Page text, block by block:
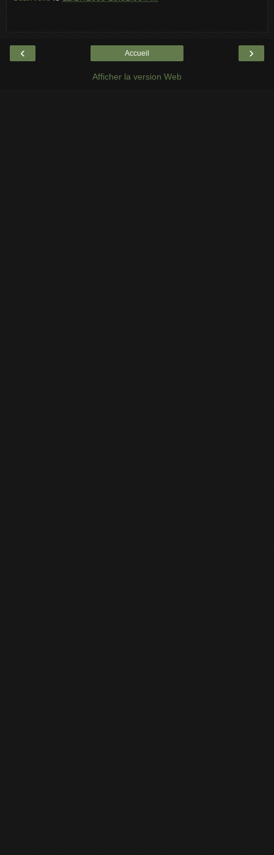
‹ ›
Accueil
Afficher la version Web